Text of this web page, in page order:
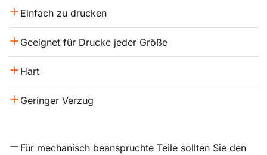
Einfach zu drucken
Geeignet für Drucke jeder Größe
Hart
Geringer Verzug
Für mechanisch beanspruchte Teile sollten Sie den